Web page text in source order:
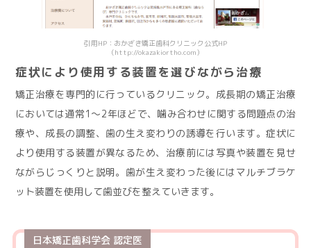
引用HP：おかざき矯正歯科クリニック公式HP
（http://okazakiortho.com）
症状により使用する装置を選びながら治療
矯正治療を専門的に行っているクリニック。成長期の矯正治療
においては通常1〜2年ほどで、噛み合わせに関する問題点の治
療や、成長の調整、歯の生え変わりの誘導を行います。症状に
より使用する装置が異なるため、治療前には写真や装置を見せ
ながらじっくりと説明。歯が生え変わった後にはマルチブラケ
ット装置を使用して歯並びを整えていきます。
日本矯正歯科学会 認定医